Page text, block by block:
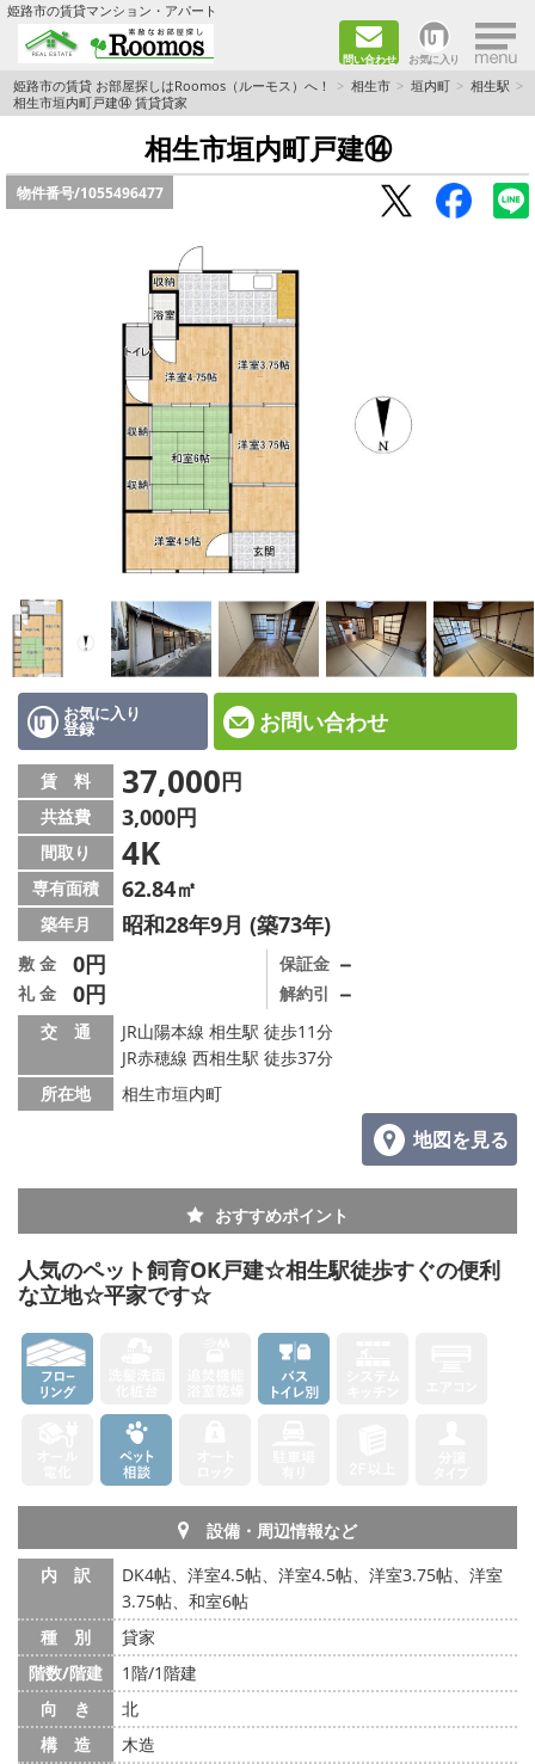
姫路市の賃貸マンション・アパート
問い合わせ お気に入り ×
TOPページ
ファミリー向けの部屋を探す
一人暮らし向けの部屋を探す
ペットと暮らせる部屋を探す
カップル向けの部屋を探す
敷金礼金0円の部屋を探す
都市ガス&オール電化の部屋を探す
ネット無料の部屋を探す
☆新築物件☆
☆インターネット無料物件☆
☆敷金·礼金0円物件☆
路線·駅から探す
地域から探す
地図から探す
スタッフ紹介
スタッフ募集中
店舗情報·アクセス
メールでお問い合わせ
姫路市の賃貸 お部屋探しはRoomos（ルーモス）へ！ 相生市 垣内町
相生駅
相生市垣内町戸建⑭ 賃貸貸家
相生市垣内町戸建⑭
物件番号/1055496477
お気に入り
登録 お問い合わせ
賃 料 37,000円
共益費 3,000円
間取り 4K
専有面積 62.84㎡
築年月 昭和28年9月 (築73年)
敷 金 0円
礼 金 0円
保証金 －
解約引 －
交 通
JR山陽本線 相生駅 徒歩11分
JR赤穂線 西相生駅 徒歩37分
所在地
相生市垣内町
地図を見る
おすすめポイント
人気のペット飼育OK戸建☆相生駅徒歩すぐの便利
な立地☆平家です☆
設備・周辺情報など
内 訳
DK4帖、洋室4.5帖、洋室4.5帖、洋室3.75帖、洋室
3.75帖、和室6帖
種 別
貸家
階数/階建
1階/1階建
向 き
北
構 造
木造